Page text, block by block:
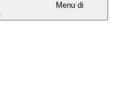
Menu di